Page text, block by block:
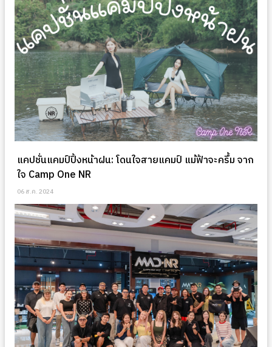
แคปชั่นแคมป์ปิ้งหน้าฝน: โดนใจสายแคมป์ แม้ฟ้าจะครึ้ม จาก
ใจ Camp One NR
06 ส.ค. 2024